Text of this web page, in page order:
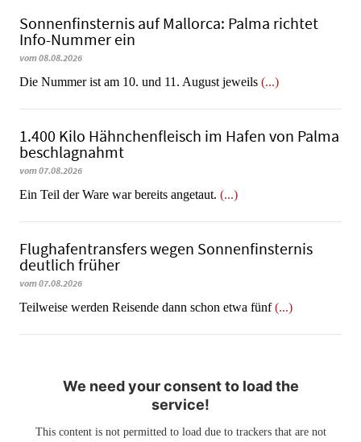
Sonnenfinsternis auf Mallorca: Palma richtet
Info-Nummer ein
vom 08.08.2026
Die Nummer ist am 10. und 11. August jeweils (...)
1.400 Kilo Hähnchenfleisch im Hafen von Palma
beschlagnahmt
vom 07.08.2026
​​​​​​​Ein Teil der Ware war bereits angetaut. (...)
Flughafentransfers wegen Sonnenfinsternis
deutlich früher
vom 07.08.2026
Teilweise werden Reisende dann schon etwa fünf(...)
We need your consent to load the
service!
This content is not permitted to load due to trackers that are not